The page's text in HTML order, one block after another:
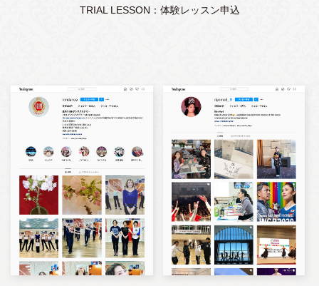
TRIAL LESSON：体験レッスン申込